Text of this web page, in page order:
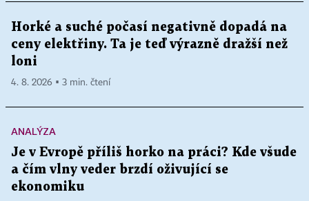
Horké a suché počasí negativně dopadá na
ceny elektřiny. Ta je teď výrazně dražší než
loni
4. 8. 2026 ▪ 3 min. čtení
ANALÝZA
Je v Evropě příliš horko na práci? Kde všude
a čím vlny veder brzdí oživující se
ekonomiku